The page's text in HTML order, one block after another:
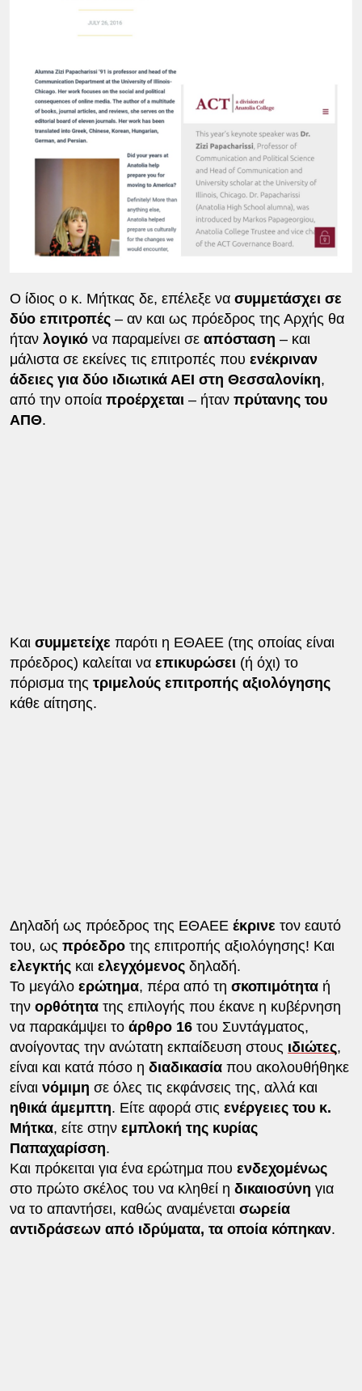
Ο ίδιος ο κ. Μήτκας δε, επέλεξε να συμμετάσχει σε
δύο επιτροπές– αν και ως πρόεδρος της Αρχής θα
ήταν λογικό να παραμείνει σε απόσταση – και
μάλιστα σε εκείνες τις επιτροπές που ενέκριναν
άδειες για δύο ιδιωτικά ΑΕΙ στη Θεσσαλονίκη,
από την οποία προέρχεται – ήταν πρύτανης του
ΑΠΘ.
Και συμμετείχε παρότι η ΕΘΑΕΕ (της οποίας είναι
πρόεδρος) καλείται να επικυρώσει (ή όχι) το
πόρισμα της τριμελούς επιτροπής αξιολόγησης
κάθε αίτησης.
Δηλαδή ως πρόεδρος της ΕΘΑΕΕ έκρινε τον εαυτό
του, ως πρόεδρο της επιτροπής αξιολόγησης! Και
ελεγκτής και ελεγχόμενος δηλαδή.
Το μεγάλο ερώτημα, πέρα από τη σκοπιμότητα ή
την ορθότητα της επιλογής που έκανε η κυβέρνηση
να παρακάμψει το άρθρο 16του Συντάγματος,
ανοίγοντας την ανώτατη εκπαίδευση στους ιδιώτες,
είναι και κατά πόσο η διαδικασία που ακολουθήθηκε
είναι νόμιμη σε όλες τις εκφάνσεις της, αλλά και
ηθικά άμεμπτη. Είτε αφορά στις ενέργειες του κ.
Μήτκα, είτε στην εμπλοκή της κυρίας
Παπαχαρίσση.
Και πρόκειται για ένα ερώτημα που ενδεχομένως
στο πρώτο σκέλος του να κληθεί η δικαιοσύνη για
να το απαντήσει, καθώς αναμένεται σωρεία
αντιδράσεων από ιδρύματα, τα οποία κόπηκαν.